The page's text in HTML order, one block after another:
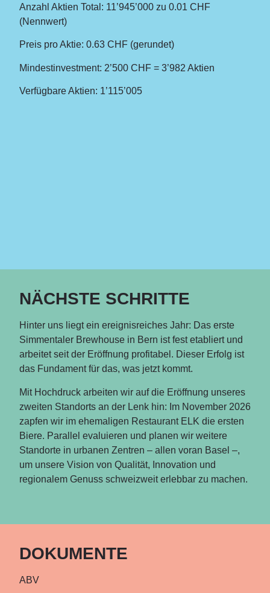
Anzahl Aktien Total: 11’945’000 zu 0.01 CHF
(Nennwert)
Preis pro Aktie: 0.63 CHF (gerundet)
Mindestinvestment: 2’500 CHF = 3’982 Aktien
Verfügbare Aktien: 1’115’005
NÄCHSTE SCHRITTE
Hinter uns liegt ein ereignisreiches Jahr: Das erste
Simmentaler Brewhouse in Bern ist fest etabliert und
arbeitet seit der Eröffnung profitabel. Dieser Erfolg ist
das Fundament für das, was jetzt kommt.
Mit Hochdruck arbeiten wir auf die Eröffnung unseres
zweiten Standorts an der Lenk hin: Im November 2026
zapfen wir im ehemaligen Restaurant ELK die ersten
Biere. Parallel evaluieren und planen wir weitere
Standorte in urbanen Zentren – allen voran Basel –,
um unsere Vision von Qualität, Innovation und
regionalem Genuss schweizweit erlebbar zu machen.
DOKUMENTE
ABV